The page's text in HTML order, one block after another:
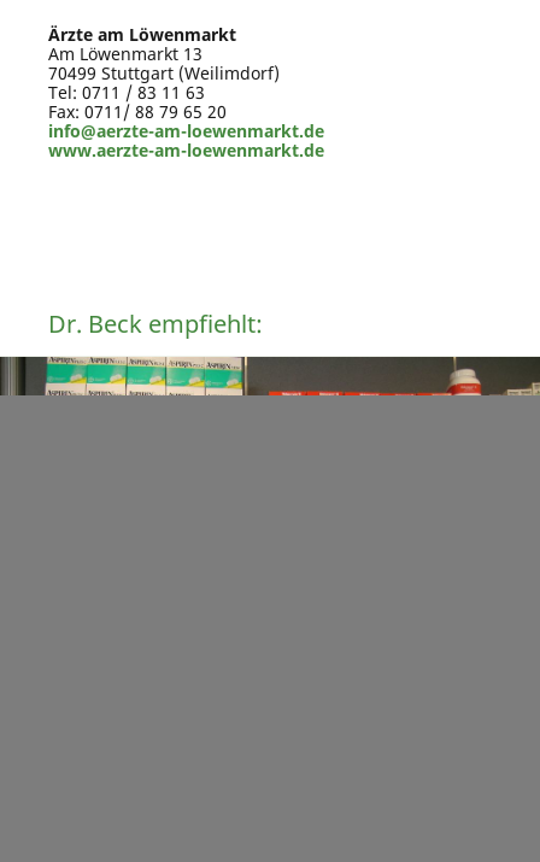
Ärzte am Löwenmarkt
Am Löwenmarkt 13
70499 Stuttgart (Weilimdorf)
Tel: 0711 / 83 11 63
Fax: 0711/ 88 79 65 20
info@aerzte-am-loewenmarkt.de
www.aerzte-am-loewenmarkt.de
Dr. Beck empfiehlt: